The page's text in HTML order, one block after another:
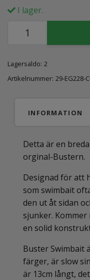
I lager.
Lagersaldo: 2
Artikelnummer: 29-EG228-
INFORMATION
Detta är en
orginal-Bustern.
Designad för att
som swimbait
den ut åt sidan
sjunker.
en solid
Buster Swimbait
färger, är slow
är 13cm långt,